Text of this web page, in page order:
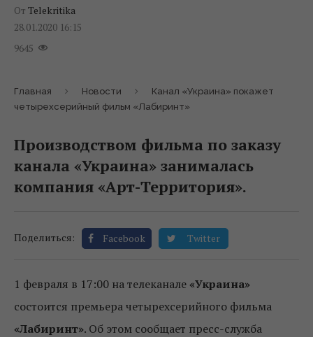
От Telekritika
28.01.2020 16:15
9645
Главная Новости
Канал «Украина» покажет
четырехсерийный фильм «Лабиринт»
Производством фильма по заказу
канала «Украина» занималась
компания «Арт-Территория».
Поделиться: Facebook Twitter
1 февраля в 17:00 на телеканале «Украина»
состоится премьера четырехсерийного фильма
«Лабиринт». Об этом сообщает пресс-служба